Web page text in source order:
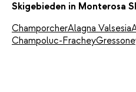
Skigebieden in Monterosa
ChamporcherAlagna Valsesia
Champoluc-Frachey